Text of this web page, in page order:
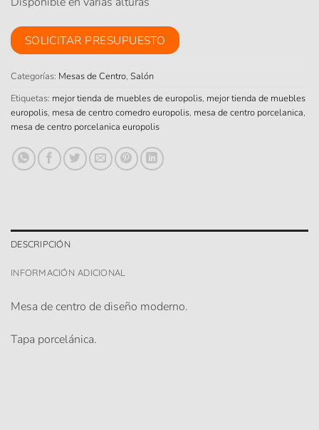
SOLICITAR PRESUPUESTO
Categorías: Mesas de Centro, Salón
Etiquetas: mejor tienda de muebles de europolis, mejor tienda de muebles
europolis, mesa de centro comedro europolis, mesa de centro porcelanica,
mesa de centro porcelanica europolis
DESCRIPCIÓN
INFORMACIÓN ADICIONAL
Mesa de centro de diseño moderno.
Tapa porcelánica.